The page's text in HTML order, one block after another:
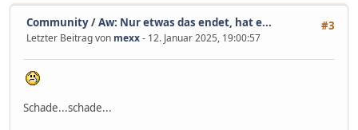
#3
Community/Aw: Nur etwas das endet, hat e...
Letzter Beitrag von mexx- 12. Januar 2025, 19:00:57
Schade...schade...